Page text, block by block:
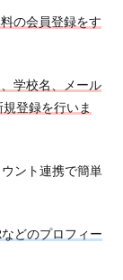
の会員登録をす
学校名、メール
登録を行いま
ント連携で簡単
どのプロフィー